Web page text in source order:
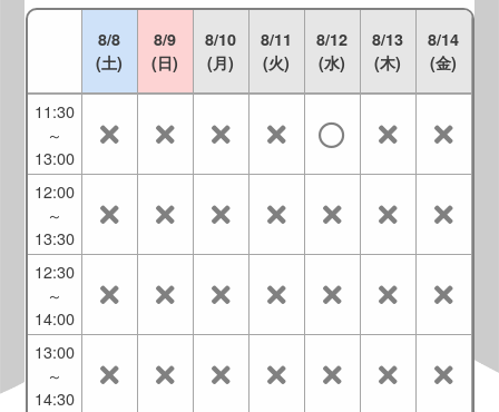
8/8
(土)
8/9
(日)
8/10
(月)
8/11
(火)
8/12
(水)
8/13
(木)
8/14
(金)
11:30
～
13:00
12:00
～
13:30
12:30
～
14:00
13:00
～
14:30